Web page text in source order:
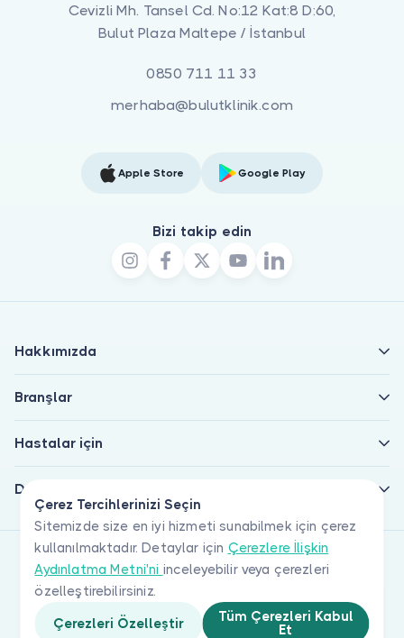
Çerez Tercihlerinizi Seçin
Sitemizde size en iyi hizmeti sunabilmek için çerez
kullanılmaktadır. Detaylar için Çerezlere İlişkin
Aydınlatma Metni'ni inceleyebilir veya çerezleri
özelleştirebilirsiniz.
Çerezleri Özelleştir
Tüm Çerezleri Kabul
Et
Cevizli Mh. Tansel Cd. No:12 Kat:8 D:60,
Bulut Plaza Maltepe / İstanbul
0850 711 11 33
merhaba@bulutklinik.com
Apple Store Google Play
Bizi takip edin
Hakkımızda
Branşlar
Hastalar için
Doktorlar için